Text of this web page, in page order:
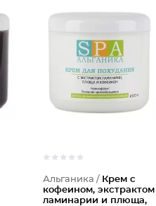
Альганика / Крем с
кофеином, экстрактом
ламинарии и плюща,